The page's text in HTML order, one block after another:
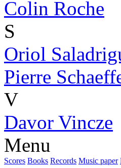
Colin Roche
S
Oriol
Pierre
V
Davor Vincze
Menu
Scores Books Records Music paper